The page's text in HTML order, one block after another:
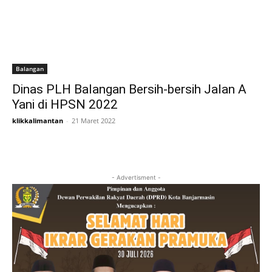
Balangan
Dinas PLH Balangan Bersih-bersih Jalan A
Yani di HPSN 2022
klikkalimantan - 21 Maret 2022
- Advertisment -